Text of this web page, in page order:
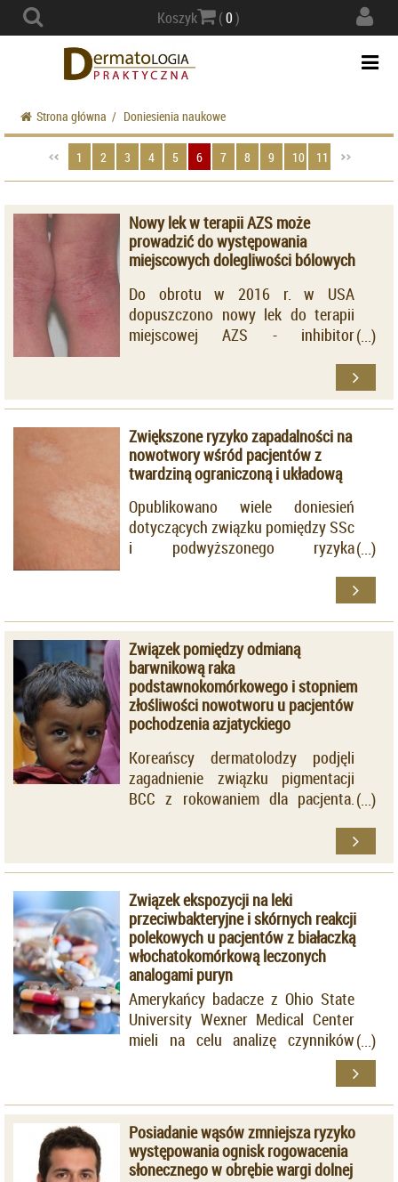
Koszyk (0)
Strona główna / Doniesienia naukowe
1 2 3 4 5 6 7 8 9 10 11
Nowy lek w terapii AZS może
prowadzić do występowania
miejscowych dolegliwości bólowych
Do obrotu w 2016 r. w USA
dopuszczono nowy lek do terapii
miejscowej AZS - inhibitor
który uzyskał rejestrację do
stosowania u dzieci po 2. roku życia
z łagodną do umiarkowanej
postacią̨ AZS. Ze stosowaniem
kremu zawierającego wyżej
wymienioną substancję aktywną
mogą się wiązać dolegliwości
bólowe w miejscu aplikacji.
Zwiększone ryzyko zapadalności na
nowotwory wśród pacjentów z
twardziną ograniczoną i układową
Opublikowano wiele doniesień
dotyczących związku pomiędzy SSc
i podwyższonego ryzyka
nabłonkowej, głównie płucnej.
Jednak brakuje obecnie badań,
które oceniałyby to ryzyko u
chorych z odmianą ograniczoną.
Związek pomiędzy odmianą
barwnikową raka
podstawnokomórkowego i stopniem
złośliwości nowotworu u pacjentów
pochodzenia azjatyckiego
Koreańscy dermatolodzy podjęli
zagadnienie związku pigmentacji
BCC z rokowaniem dla pacjenta.
których wykonano zabieg usunięcia
nowotworu metodą mikrochirurgii
Mohsa (Mohs micrographic surgery
- MMS) w latach 2004-2017
Związek ekspozycji na leki
przeciwbakteryjne i skórnych reakcji
polekowych u pacjentów z białaczką
włochatokomórkową leczonych
analogami puryn
Amerykańcy badacze z Ohio State
University Wexner Medical Center
mieli na celu analizę czynników
sprzyjających rozwojowi reakcji
skórnych u chorych z HCL,
stosujących chemioterapię w
postaci analogów purynowych.
Posiadanie wąsów zmniejsza ryzyko
występowania ognisk rogowacenia
słonecznego w obrębie wargi dolnej